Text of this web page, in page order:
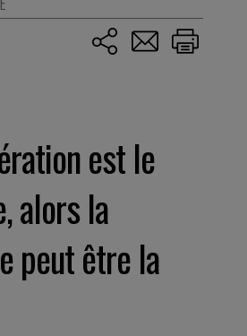
est le
alors la
peut être la